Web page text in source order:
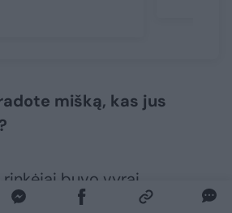
mišką, kas jus
buvo vyrai.
žvejojo tik šiek tiek ir